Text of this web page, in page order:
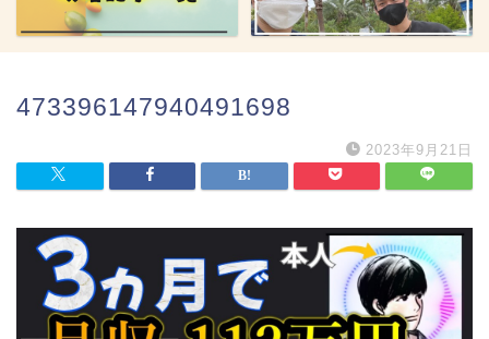
473396147940491698
2023年9月21日